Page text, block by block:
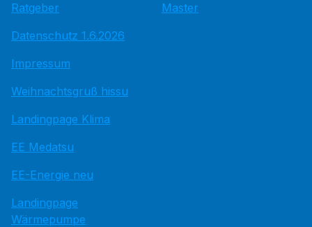
Ratgeber
Datenschutz 1.6.2026
Impressum
Weihnachtsgruß hissu
Landingpage Klima
EE Medatsu
EE-Energie neu
Landingpage
Wärmepumpe
Master